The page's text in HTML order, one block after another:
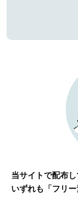
当サイトで配布
いずれも「フリー